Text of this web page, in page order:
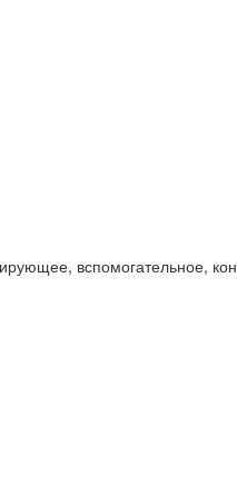
вспомогательное,